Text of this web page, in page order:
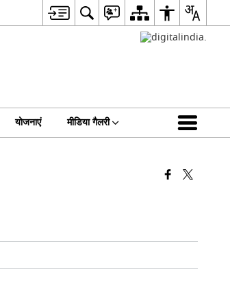
योजनाएं मीडिया गैलरी